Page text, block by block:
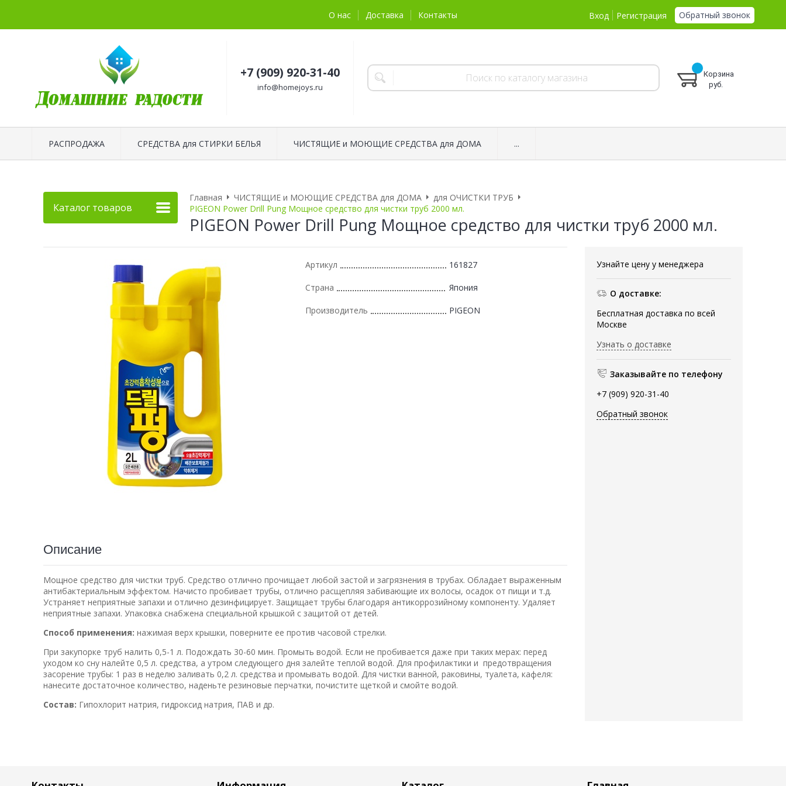
О нас Доставка Контакты Вход Регистрация Обратный звонок
+7 (909) 920-31-40
info@homejoys.ru
Корзина
руб.
РАСПРОДАЖА СРЕДСТВА для СТИРКИ БЕЛЬЯ ЧИСТЯЩИЕ и МОЮЩИЕ СРЕДСТВА для ДОМА ...
Каталог товаров
Главная ЧИСТЯЩИЕ и МОЮЩИЕ СРЕДСТВА для ДОМА
для ОЧИСТКИ ТРУБ
PIGEON Power Drill Pung Мощное средство для чистки труб 2000 мл.
PIGEON Power Drill Pung Мощное средство для чистки труб 2000 мл.
Узнайте цену у менеджера
О доставке:
Бесплатная доставка по всей
Москве
Узнать о доставке
Заказывайте по телефону
+7 (909) 920-31-40
Обратный звонок
Артикул 161827
Страна Япония
Производитель PIGEON
Описание
Мощное средство для чистки труб. Средство отлично прочищает любой застой и загрязнения в трубах. Обладает выраженным
антибактериальным эффектом. Начисто пробивает трубы, отлично расщепляя забивающие их волосы, осадок от пищи и т.д.
Устраняет неприятные запахи и отлично дезинфицирует. Защищает трубы благодаря антикоррозийному компоненту. Удаляет
неприятные запахи. Упаковка снабжена специальной крышкой с защитой от детей.
Способ применения: нажимая верх крышки, поверните ее против часовой стрелки.
При закупорке труб налить 0,5-1 л. Подождать 30-60 мин. Промыть водой. Если не пробивается даже при таких мерах: перед
уходом ко сну налейте 0,5 л. средства, а утром следующего дня залейте теплой водой. Для профилактики и предотвращения
засорение трубы: 1 раз в неделю заливать 0,2 л. средства и промывать водой. Для чистки ванной, раковины, туалета, кафеля:
нанесите достаточное количество, наденьте резиновые перчатки, почистите щеткой и смойте водой.
Состав: Гипохлорит натрия, гидроксид натрия, ПАВ и др.